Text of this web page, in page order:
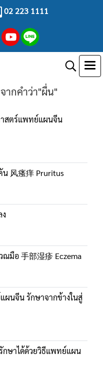
02 223 1111
ากคำว่า"ผื่น"
สตร์แพทย์แผนจีน
风瘙痒 Pruritus
ณมือ 手部湿疹 Eczema
ผนจีน รักษาจากข้างในสู่
ษาได้ด้วยวิธีแพทย์แผน